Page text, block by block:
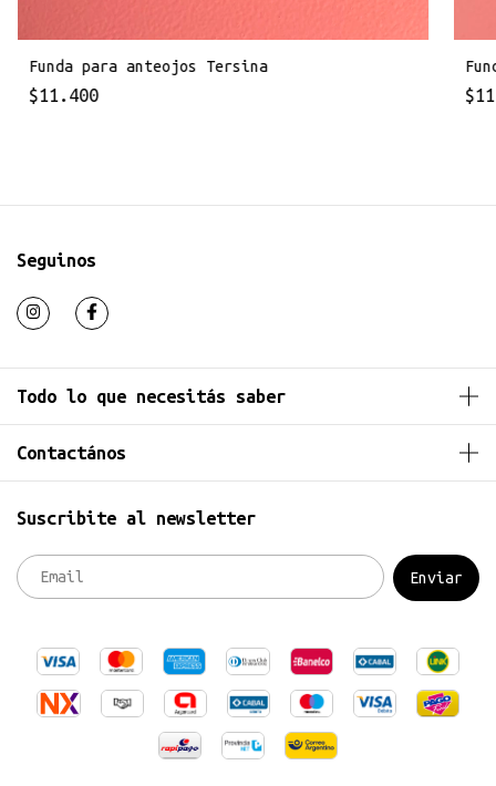
Funda para anteojos Tersina
$11.400
Seguinos
Todo lo que necesitás saber
Contactános
Suscribite al newsletter